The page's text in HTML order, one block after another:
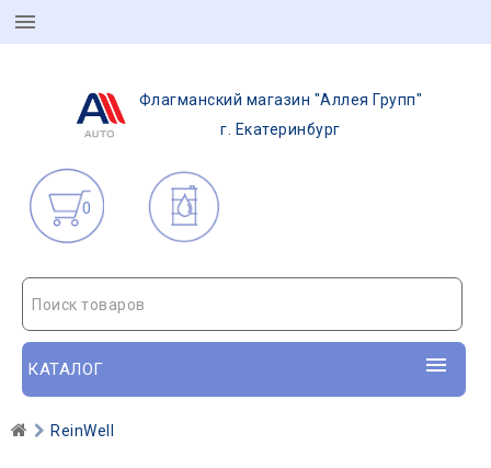
Флагманский магазин "Аллея Групп"
г. Екатеринбург
0
Поиск товаров
КАТАЛОГ
ReinWell